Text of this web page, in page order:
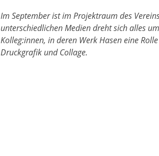
Im September ist im Projektraum des
unterschiedlichen Medien dreht sich alles
Kolleg:innen, in deren Werk Hasen eine
Druckgrafik und Collage.